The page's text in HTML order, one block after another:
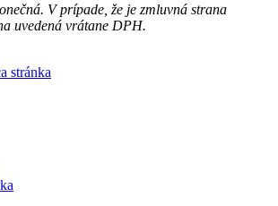
V prípade, že je zmluvná strana
uvedená vrátane DPH.
stránka